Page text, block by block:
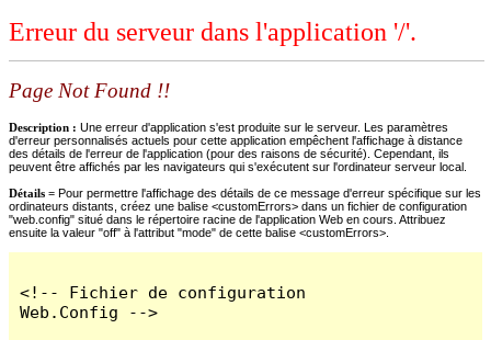
Erreur du serveur dans l'application '/'.
Page Not Found !!
Description : Une erreur d'application s'est produite sur le serveur. Les paramètres
d'erreur personnalisés actuels pour cette application empêchent l'affichage à distance
des détails de l'erreur de l'application (pour des raisons de sécurité). Cependant, ils
peuvent être affichés par les navigateurs qui s'exécutent sur l'ordinateur serveur local.
Détails = Pour permettre l'affichage des détails de ce message d'erreur spécifique sur les
ordinateurs distants, créez une balise <customErrors> dans un fichier de configuration
"web.config" situé dans le répertoire racine de l'application Web en cours. Attribuez
ensuite la valeur "off" à l'attribut "mode" de cette balise <customErrors>.
<!-- Fichier de configuration
Web.Config -->